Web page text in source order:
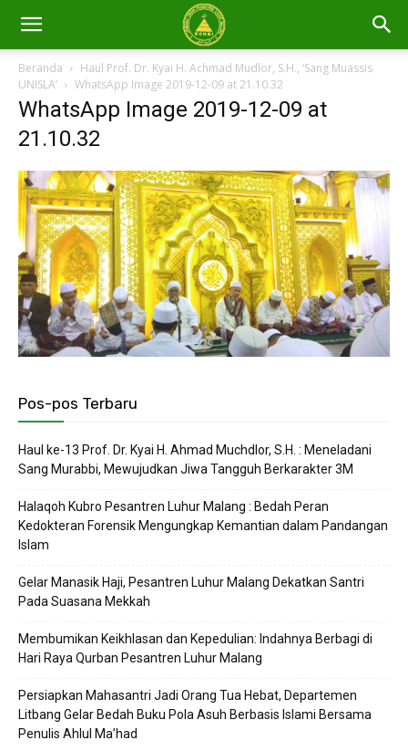
Beranda
Haul Prof. Dr. Kyai H. Achmad Mudlor, S.H., ‘Sang Muassis
UNISLA’
WhatsApp Image 2019-12-09 at 21.10.32
WhatsApp Image 2019-12-09 at
21.10.32
Pos-pos Terbaru
Haul ke-13 Prof. Dr. Kyai H. Ahmad Muchdlor, S.H. : Meneladani
Sang Murabbi, Mewujudkan Jiwa Tangguh Berkarakter 3M
Halaqoh Kubro Pesantren Luhur Malang : Bedah Peran
Kedokteran Forensik Mengungkap Kemantian dalam Pandangan
Islam
Gelar Manasik Haji, Pesantren Luhur Malang Dekatkan Santri
Pada Suasana Mekkah
Membumikan Keikhlasan dan Kepedulian: Indahnya Berbagi di
Hari Raya Qurban Pesantren Luhur Malang
Persiapkan Mahasantri Jadi Orang Tua Hebat, Departemen
Litbang Gelar Bedah Buku Pola Asuh Berbasis Islami Bersama
Penulis Ahlul Ma’had